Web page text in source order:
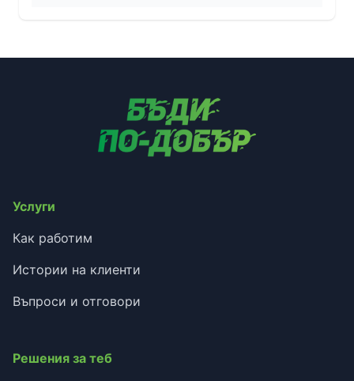
Услуги
Как работим
Истории на клиенти
Въпроси и отговори
Решения за теб